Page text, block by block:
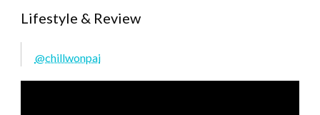
Lifestyle & Review
@chillwonpai